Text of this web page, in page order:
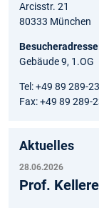
Arcisstr. 21
80333 München
Gebäude 9, 1.OG
Tel: +49 89 289-
Fax: +49 89 289-
Aktuelles
28.06.2026
Prof.